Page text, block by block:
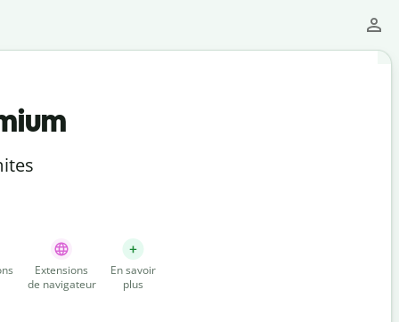
Extensions
de navigateur
En savoir
plus